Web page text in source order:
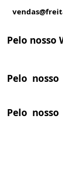
Pelo nosso
Pelo nosso
Pelo